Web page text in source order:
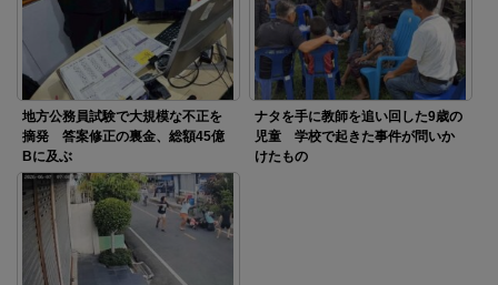
地方公務員試験で大規模な不正を
摘発 答案修正の裏金、総額45億
Bに及ぶ
ナタを手に教師を追い回した9歳の
児童 学校で起きた事件が問いか
けたもの